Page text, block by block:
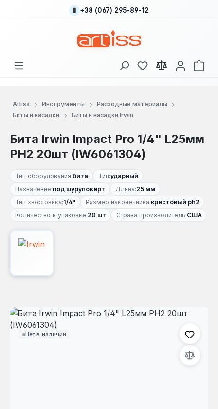
Перейти к основному содержанию
+38 (067) 295-89-12
У вас есть товары
В
Artiss Инструменты
Расходные материалы
Биты и насадки
Биты и насадки Irwin
Бита Irwin Impact Pro 1/4" L25мм
PH2 20шт (IW6061304)
Тип оборудования:бита Тип:ударный
Назначение:под шуруповерт Длина:25 мм
Тип хвостовика:1/4" Размер наконечника:крестовый ph2
Количество в упаковке:20 шт Страна производитель:США
Нет в наличии
Пропустить галерею изображений